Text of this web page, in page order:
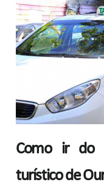
Como ir do
turístico de